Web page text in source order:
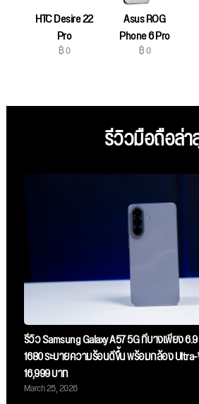
HTC Desire 22
Pro
฿ 0
Asus ROG
Phone 6 Pro
฿ 0
รีวิวมือถือล่
รีวิว Samsung Galaxy A57 5G ที่บางเพียง
1680 ระบายความร้อนดีขึ้น พร้อมกล้อง Ultra-
16,999 บาท
March 25, 2026